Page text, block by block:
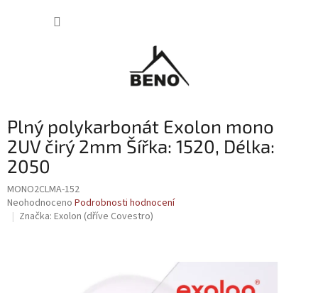
Plný polykarbonát Exolon mono
2UV čirý 2mm Šířka: 1520, Délka:
2050
MONO2CLMA-152
Průměrné
hodnocení
Neohodnoceno Podrobnosti hodnocení
Značka: Exolon (dříve Covestro)